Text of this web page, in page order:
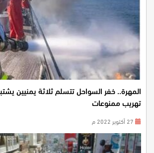
المهرة.. خفر السواحل تتسلم ثلاثة يمنيين
تهريب ممنوعات